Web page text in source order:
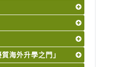
海外升學之門」